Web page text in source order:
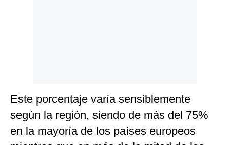
Este porcentaje varía sensiblemente
según la región, siendo de más del 75%
en la mayoría de los países europeos